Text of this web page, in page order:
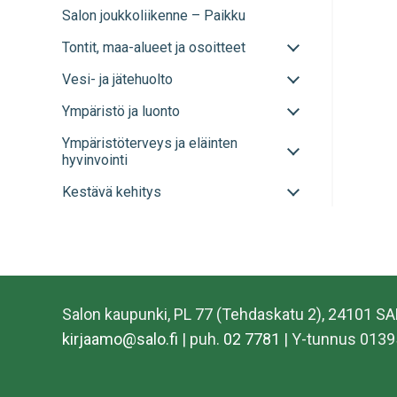
Salon joukkoliikenne – Paikku
Tontit, maa-alueet ja osoitteet
Avaa
sulje
Vesi- ja jätehuolto
Avaa
sulje
Ympäristö ja luonto
Avaa
sulje
alavalikko
Ympäristöterveys ja eläinten
hyvinvointi
alavalikko
Kestävä kehitys
Avaa
Salon kaupunki, PL 77 (Tehdaskatu 2), 24101
kirjaamo@salo.fi | puh. 02 7781 | Y-tunnus